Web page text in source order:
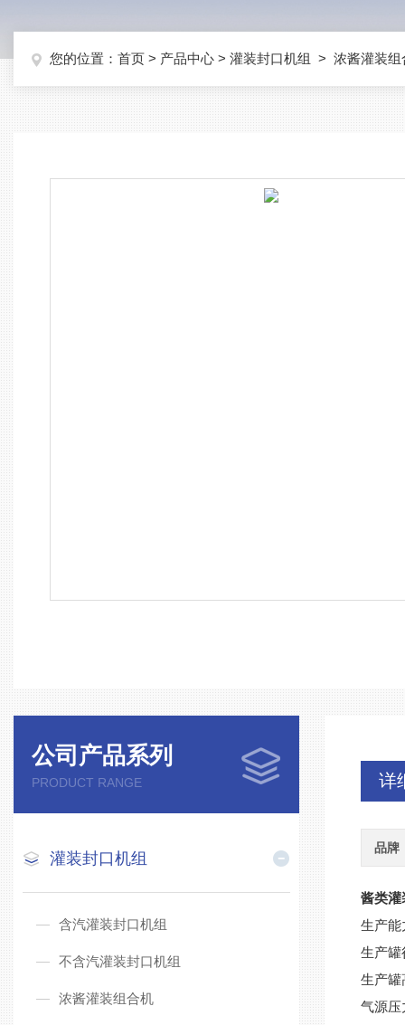
您的位置： 首页 > 产品中心 > 灌装封口机组 > 浓酱灌装组
公司产品系列
PRODUCT RANGE
灌装封口机组
含汽灌装封口机组
不含汽灌装封口机组
浓酱灌装组合机
详
品牌
酱类灌
生产能
生产
生产罐
气源压